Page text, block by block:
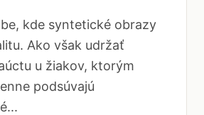
kde syntetické obrazy
Ako však udržať
u žiakov, ktorým
podsúvajú